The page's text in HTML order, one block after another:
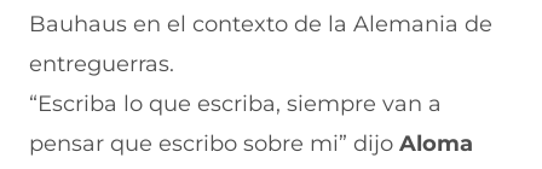
Bauhaus en el contexto de la Alemania de
entreguerras.
“Escriba lo que escriba, siempre van a
pensar que escribo sobre mi” dijo Aloma